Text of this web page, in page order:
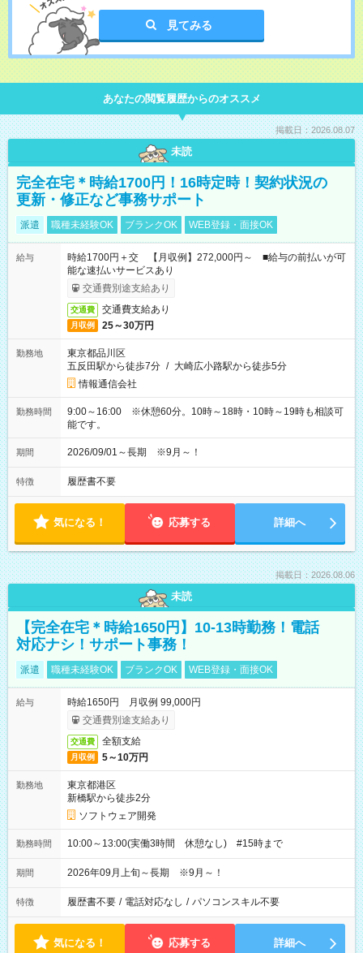
見てみる
あなたの閲覧履歴からのオススメ
掲載日：2026.08.07
未読
完全在宅＊時給1700円！16時定時！契約状況の
更新・修正など事務サポート
派遣 職種未経験OK ブランクOK WEB登録・面接OK
給与
時給1700円＋交 【月収例】272,000円～ ■給与の前払いが可
能な速払いサービスあり
交通費別途支給あり
交通費 交通費支給あり
月収例 25～30万円
勤務地
東京都品川区
五反田駅から徒歩7分 / 大崎広小路駅から徒歩5分
情報通信会社
勤務時間
9:00～16:00 ※休憩60分。10時～18時・10時～19時も相談可
能です。
期間 2026/09/01～長期 ※9月～！
特徴 履歴書不要
気になる！ 応募する 詳細へ
掲載日：2026.08.06
未読
【完全在宅＊時給1650円】10-13時勤務！電話
対応ナシ！サポート事務！
派遣 職種未経験OK ブランクOK WEB登録・面接OK
給与
時給1650円 月収例 99,000円
交通費別途支給あり
交通費 全額支給
月収例 5～10万円
勤務地
東京都港区
新橋駅から徒歩2分
ソフトウェア開発
勤務時間 10:00～13:00(実働3時間 休憩なし) #15時まで
期間 2026年09月上旬～長期 ※9月～！
特徴 履歴書不要 / 電話対応なし / パソコンスキル不要
気になる！ 応募する 詳細へ